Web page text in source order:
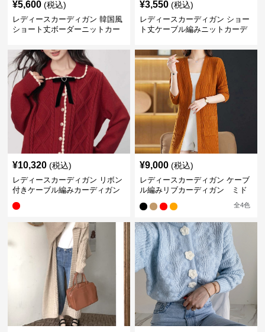
¥5,600 (税込)
レディースカーディガン 韓国風
ショート丈ボーダーニットカー
¥3,550 (税込)
レディースカーディガン ショー
ト丈ケーブル編みニットカーデ
¥10,320 (税込)
レディースカーディガン リボン
付きケーブル編みカーディガン
¥9,000 (税込)
レディースカーディガン ケーブ
ル編みリブカーディガン ミド
全4色